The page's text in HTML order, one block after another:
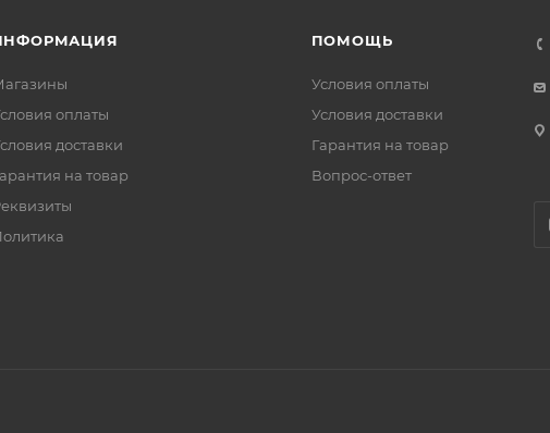
оплаты
доставки
на товар
ПОМОЩЬ
Условия оплаты
Условия доставки
Гарантия на товар
Вопрос-ответ